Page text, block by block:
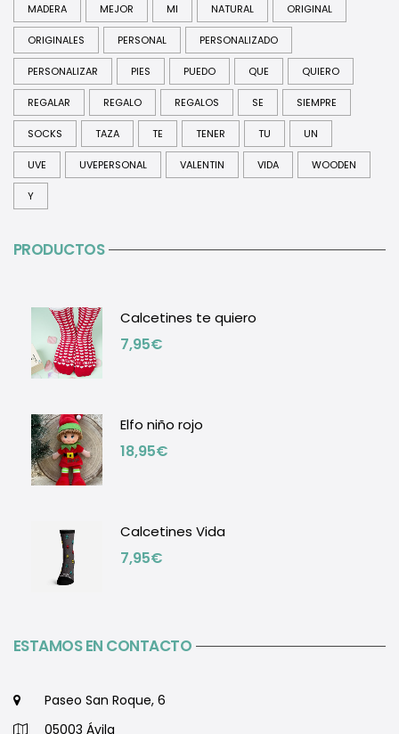
MADERA MEJOR MI NATURAL ORIGINAL
ORIGINALES PERSONAL PERSONALIZADO
PERSONALIZAR PIES PUEDO QUE QUIERO
REGALAR REGALO REGALOS SE SIEMPRE
SOCKS TAZA TE TENER TU UN
UVE UVEPERSONAL VALENTIN VIDA WOODEN
Y
PRODUCTOS
Calcetines te quiero
7,95€
Elfo niño rojo
18,95€
Calcetines Vida
7,95€
ESTAMOS EN CONTACTO
Paseo San Roque, 6
05003 Ávila